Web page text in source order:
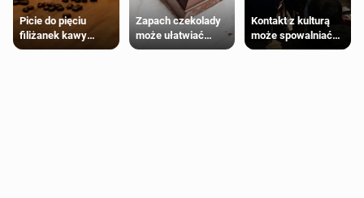
Picie do pięciu
filiżanek kawy
dziennie jest
Zapach czekolady
może ułatwiać
trening siłowy
Kontakt z kulturą
może spowalniać
starzenie